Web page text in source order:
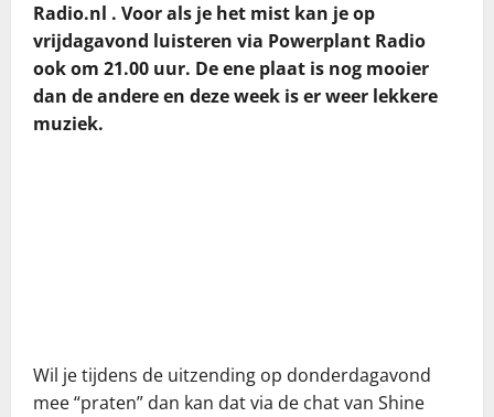
Radio.nl . Voor als je het mist kan je op
vrijdagavond luisteren via Powerplant Radio
ook om 21.00 uur. De ene plaat is nog mooier
dan de andere en deze week is er weer lekkere
muziek.
Wil je tijdens de uitzending op donderdagavond
mee “praten” dan kan dat via de chat van Shine